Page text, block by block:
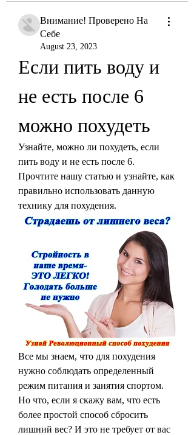
Внимание! Проверено На
Себе
August 23, 2023
Если пить воду и
не есть после 6
можно похудеть
Узнайте, можно ли похудеть, если
пить воду и не есть после 6.
Прочтите нашу статью и узнайте, как
правильно использовать данную
технику для похудения.
Все мы знаем, что для похудения
нужно соблюдать определенный
режим питания и занятия спортом.
Но что, если я скажу вам, что есть
более простой способ сбросить
лишний вес? И это не требует от вас